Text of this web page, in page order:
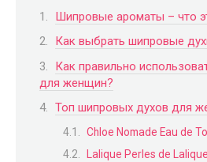
Шипровые ароматы – что
Как выбрать шипровые
Как правильно
для женщин?
Топ шипровых духов для
Chloe Nomade Eau de
Lalique Perles de Lalique